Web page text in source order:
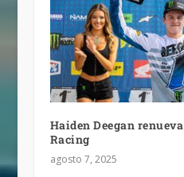
Haiden Deegan
Racing
agosto 7, 2025